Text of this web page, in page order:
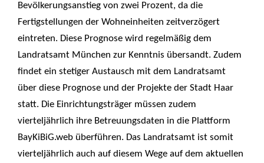
Bevölkerungsanstieg von zwei Prozent, da die
Fertigstellungen der Wohneinheiten zeitverzögert
eintreten. Diese Prognose wird regelmäßig dem
Landratsamt München zur Kenntnis übersandt. Zudem
findet ein stetiger Austausch mit dem Landratsamt
über diese Prognose und der Projekte der Stadt Haar
statt. Die Einrichtungsträger müssen zudem
vierteljährlich ihre Betreuungsdaten in die Plattform
BayKiBiG.web überführen. Das Landratsamt ist somit
vierteljährlich auch auf diesem Wege auf dem aktuellen